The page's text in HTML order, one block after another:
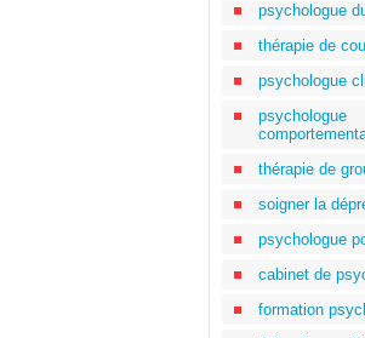
psychologue
thérapie de
psychologue
psychologue
thérapie de
soigner la
psychologue
cabinet de
formation